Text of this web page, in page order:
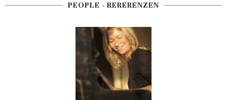
PEOPLE - RERERENZEN